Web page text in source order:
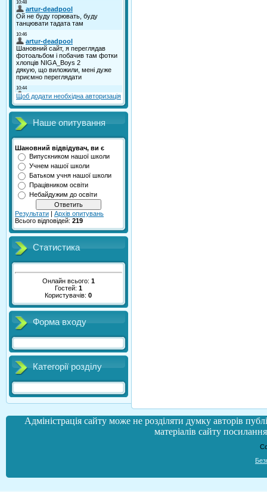
Щоб додати необхідна авторизація
Наше опитування
Шановний відвідувач, ви є
Випускником нашої школи
Учнем нашої школи
Батьком учня нашої школи
Працівником освіти
Небайдужим до освіти
Результати | Архів опитувань
Всього відповідей: 219
Статистика
Онлайн всього: 1
Гостей: 1
Користувачів:0
Форма входу
Категорії розділу
Адміністрація сайту може не розділяти думку авторів
матеріалів сайту